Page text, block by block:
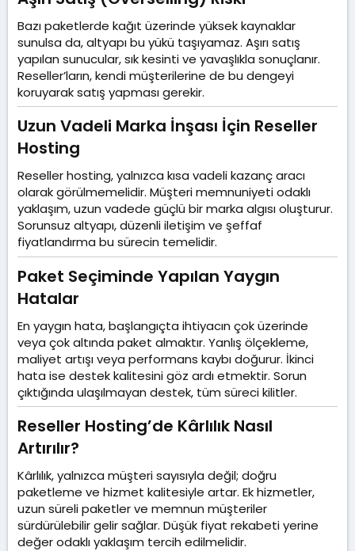
Bazı paketlerde kağıt üzerinde yüksek kaynaklar
sunulsa da, altyapı bu yükü taşıyamaz. Aşırı satış
yapılan sunucular, sık kesinti ve yavaşlıkla sonuçlanır.
Reseller’ların, kendi müşterilerine de bu dengeyi
koruyarak satış yapması gerekir.
Uzun Vadeli Marka İnşası İçin Reseller
Hosting​
Reseller hosting, yalnızca kısa vadeli kazanç aracı
olarak görülmemelidir. Müşteri memnuniyeti odaklı
yaklaşım, uzun vadede güçlü bir marka algısı oluşturur.
Sorunsuz altyapı, düzenli iletişim ve şeffaf
fiyatlandırma bu sürecin temelidir.
Paket Seçiminde Yapılan Yaygın
Hatalar​
En yaygın hata, başlangıçta ihtiyacın çok üzerinde
veya çok altında paket almaktır. Yanlış ölçekleme,
maliyet artışı veya performans kaybı doğurur. İkinci
hata ise destek kalitesini göz ardı etmektir. Sorun
çıktığında ulaşılmayan destek, tüm süreci kilitler.
Reseller Hosting’de Kârlılık Nasıl
Artırılır?​
Kârlılık, yalnızca müşteri sayısıyla değil; doğru
paketleme ve hizmet kalitesiyle artar. Ek hizmetler,
uzun süreli paketler ve memnun müşteriler
sürdürülebilir gelir sağlar. Düşük fiyat rekabeti yerine
değer odaklı yaklaşım tercih edilmelidir.